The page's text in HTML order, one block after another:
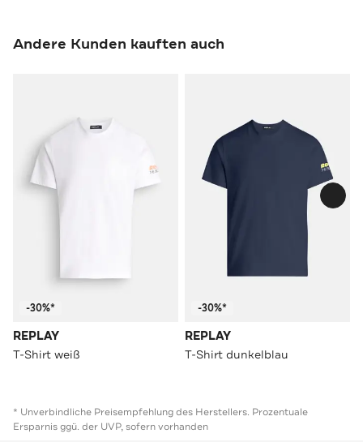
Andere Kunden kauften auch
-30%*
REPLAY
T-Shirt weiß
-30%*
REPLAY
T-Shirt dunkelblau
* Unverbindliche Preisempfehlung des Herstellers. Prozentuale
Ersparnis ggü. der UVP, sofern vorhanden